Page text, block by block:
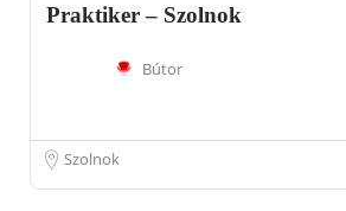
Praktiker – Szolnok
Bútor
Szolnok